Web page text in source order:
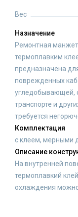
Вес
Назначение
Ремонтная
термоплавким
предназначена
поврежденных
угледобывающей,
транспорте и
требуется
Комплектация
с клеем, мерными
Описание
На внутренней
термоплавкий
охлаждения